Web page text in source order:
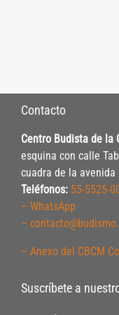
Contacto
Centro Budista de la
esquina con calle
cuadra de la avenida
Teléfonos: 55-5525-
– WhatsApp
–
– Anexo del CBCM
Suscríbete a